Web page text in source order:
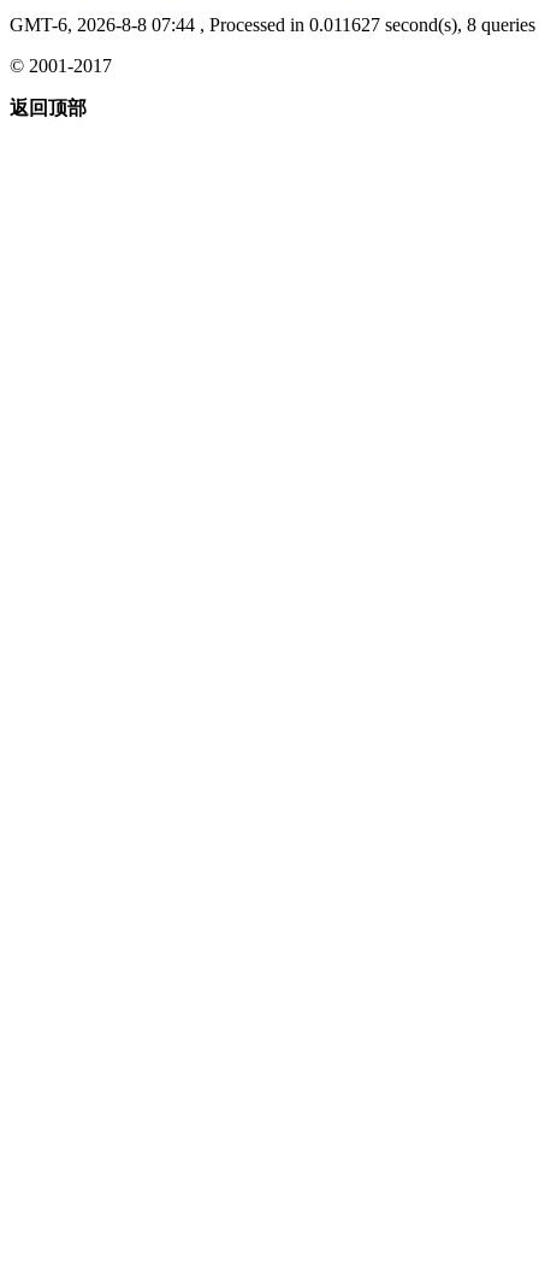
GMT-6, 2026-8-8 07:44 , Processed in 0.011627 second(s), 8 queries
© 2001-2017
返回顶部